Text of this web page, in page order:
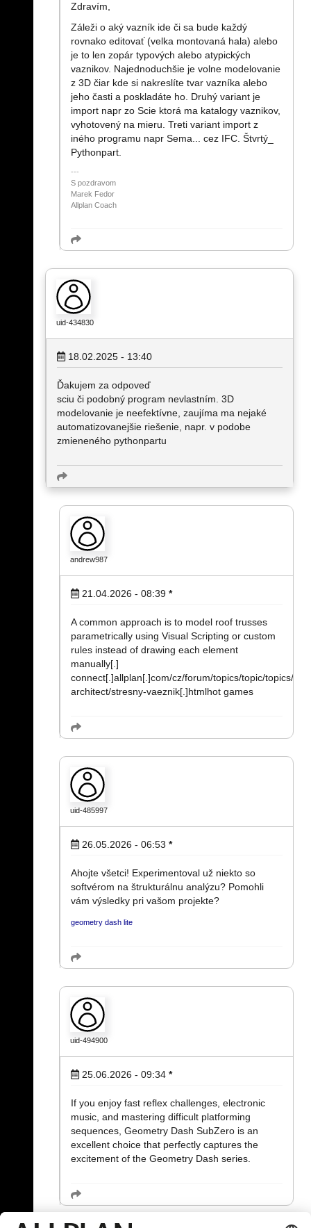
Zdravím,
Záleži o aký vazník ide či sa bude každý
rovnako editovať (velka montovaná hala) alebo
je to len zopár typových alebo atypických
vaznikov. Najednoduchšie je volne modelovanie
z 3D čiar kde si nakreslíte tvar vazníka alebo
jeho časti a poskladáte ho. Druhý variant je
import napr zo Scie ktorá ma katalogy vaznikov,
vyhotovený na mieru. Treti variant import z
iného programu napr Sema... cez IFC. Štvrtý_
Pythonpart.
S pozdravom
Marek Fedor
Allplan Coach
uid-434830
18.02.2025 - 13:40
Ďakujem za odpoveď
sciu či podobný program nevlastním. 3D
modelovanie je neefektívne, zaujíma ma nejaké
automatizovanejšie riešenie, napr. v podobe
zmieneného pythonpartu
andrew987
21.04.2026 - 08:39 *
A common approach is to model roof trusses
parametrically using Visual Scripting or custom
rules instead of drawing each element
manually[.]
connect[.]allplan[.]com/cz/forum/topics/topic/topics/
architect/stresny-vaeznik[.]htmlhot games
uid-485997
26.05.2026 - 06:53 *
Ahojte všetci! Experimentoval už niekto so
softvérom na štrukturálnu analýzu? Pomohli
vám výsledky pri vašom projekte?
geometry dash lite
uid-494900
25.06.2026 - 09:34 *
If you enjoy fast reflex challenges, electronic
music, and mastering difficult platforming
sequences, Geometry Dash SubZero is an
excellent choice that perfectly captures the
excitement of the Geometry Dash series.